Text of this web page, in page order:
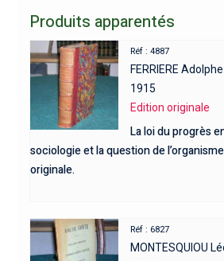
Produits apparentés
Réf : 4887
FERRIERE Adolphe
1915
Edition originale
La loi du progrès
sociologie et la question de
originale.
Réf : 6827
MONTESQUIOU